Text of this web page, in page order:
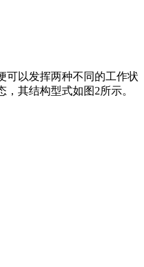
可以发挥两种不同的工作状
其结构型式如图2所示。